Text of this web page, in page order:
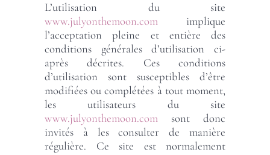
L’utilisation du site
www.julyonthemoon.com implique
l’acceptation pleine et entière des
conditions générales d’utilisation ci-
après décrites. Ces conditions
d’utilisation sont susceptibles d’être
modifiées ou complétées à tout moment,
les utilisateurs du site
www.julyonthemoon.com sont donc
invités à les consulter de manière
régulière. Ce site est normalement